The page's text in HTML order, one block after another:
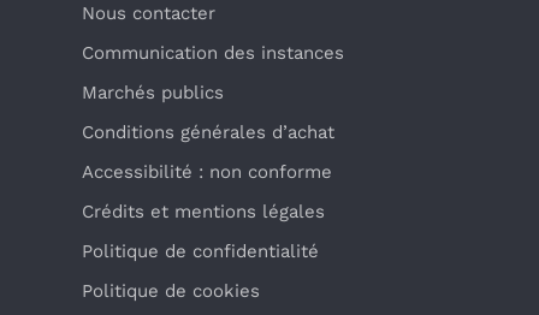
Nous contacter
Communication des instances
Marchés publics
Conditions générales d’achat
Accessibilité : non conforme
Crédits et mentions légales
Politique de confidentialité
Politique de cookies